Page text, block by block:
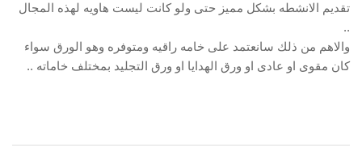
تقديم الانشطه بشكل مميز حتى ولو كانت ليست هاويه لهذه المجال
..
والاهم من ذلك سانعتمد على خامه راقيه ومتوفره وهو الورق سواء
كان مقوى او عادى او ورق الهدايا او ورق التجليد بمختلف خاماته ..